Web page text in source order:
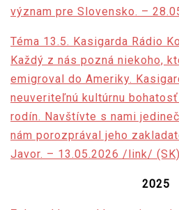
význam pre Slovensko. –
Téma 13.5. Kasigarda Rádio
Každý z nás pozná niekoho,
emigroval do Ameriky.
neuveriteľnú kultúrnu
rodín. Navštívte s nami
nám porozprával jeho
Javor. – 13.05.2026 /link/ (SK)
2025